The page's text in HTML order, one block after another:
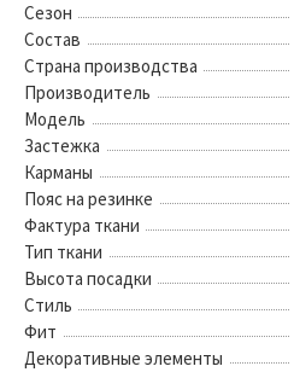
Сезон
Состав
Страна производства
Производитель
Модель
Застежка
Карманы
Пояс на резинке
Фактура ткани
Тип ткани
Высота посадки
Стиль
Фит
Декоративные элементы